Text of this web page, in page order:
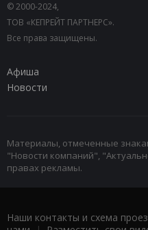
© 2000-2024,
ТОВ «КЕПРЕЙТ ПАРТНЕРС».
Все права защищены.
Афиша
Новости
Материалы, отмеченные
"Новости компаний",
правах рекламы.
Наши контакты и схема